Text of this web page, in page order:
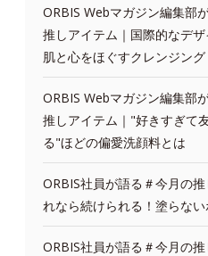
ORBIS Webマガジン編集部
推しアイテム｜国際的なデザ
肌と心をほぐすクレンジング
ORBIS Webマガジン編集部
推しアイテム｜"好きすぎて
る"ほどの偏愛洗顔料とは
ORBIS社員が語る＃今月の
れなら続けられる！塗らな
ORBIS社員が語る＃今月の